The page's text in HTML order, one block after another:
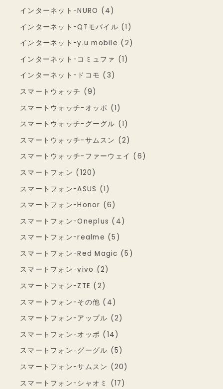
インターネット-NURO (4)
インターネット-QTモバイル (1)
インターネット-y.u mobile (2)
インターネット-コミュファ (1)
インターネット-ドコモ (3)
スマートウォッチ (9)
スマートウォッチ-オッポ (1)
スマートウォッチ-グーグル (1)
スマートウォッチ-サムスン (2)
スマートウォッチ-ファーウェイ (6)
スマートフォン (120)
スマートフォン-ASUS (1)
スマートフォン-Honor (6)
スマートフォン-Oneplus (4)
スマートフォン-realme (5)
スマートフォン-Red Magic (5)
スマートフォン-vivo (2)
スマートフォン-ZTE (2)
スマートフォン-その他 (4)
スマートフォン-アップル (2)
スマートフォン-オッポ (14)
スマートフォン-グーグル (5)
スマートフォン-サムスン (20)
スマートフォン-シャオミ (17)